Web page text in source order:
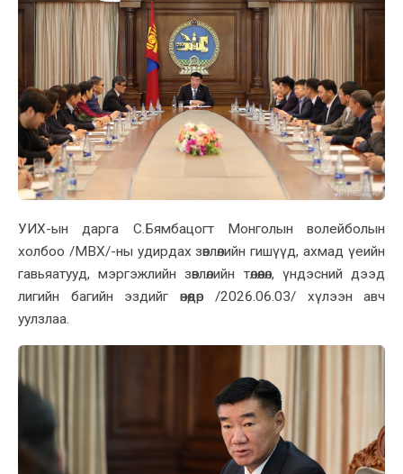
УИХ-ын дарга С.Бямбацогт Монголын волейболын
холбоо /МВХ/-ны удирдах зөвлөлийн гишүүд, ахмад үеийн
гавьяатууд, мэргэжлийн зөвлөлийн төлөөлөл, үндэсний дээд
лигийн багийн эздийг өнөөдөр /2026.06.03/ хүлээн авч
уулзлаа.